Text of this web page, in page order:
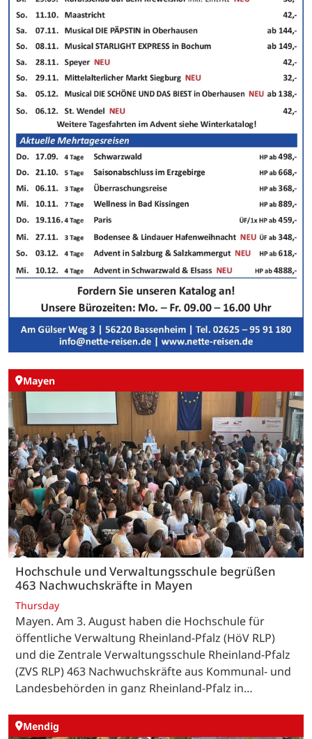
Mayen
Hochschule und Verwaltungsschule begrüßen
463 Nachwuchskräfte in Mayen
Thursday
Mayen. Am 3. August haben die Hochschule für
öffentliche Verwaltung Rheinland-Pfalz (HöV RLP)
und die Zentrale Verwaltungsschule Rheinland-Pfalz
(ZVS RLP) 463 Nachwuchskräfte aus Kommunal- und
Landesbehörden in ganz Rheinland-Pfalz in…
Mendig